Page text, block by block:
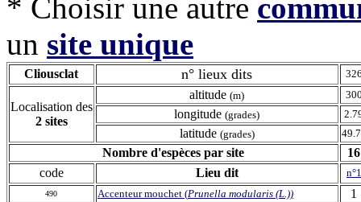
* Choisir une autre
un site unique
Cliousclat n° lieux dits
Localisation des
2 sites
altitude(m)
longitude(grades)
latitude (grades)
Nombre d'espèces par site
16
code
Lieu dit n°1
490 Accenteur mouchet (Prunella modularis (L.)) 1